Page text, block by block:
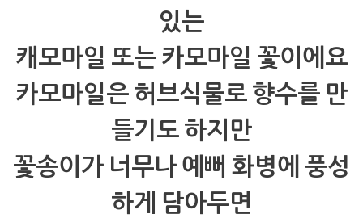
있는
캐모마일 또는 카모마일 꽃이에요
카모마일은 허브식물로 향수를 만
들기도 하지만
꽃송이가 너무나 예뻐 화병에 풍성
하게 담아두면